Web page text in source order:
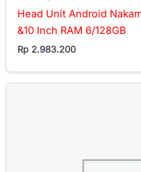
Head Unit Android
&10 Inch RAM 6/128GB
Rp 2.983.200